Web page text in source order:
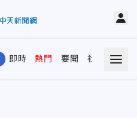
即時 熱門 要聞 社會 娛樂